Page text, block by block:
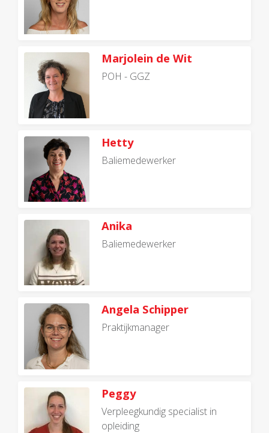
Marjolein de Wit
POH - GGZ
Hetty
Baliemedewerker
Anika
Baliemedewerker
Angela Schipper
Praktijkmanager
Peggy
Verpleegkundig specialist in
opleiding